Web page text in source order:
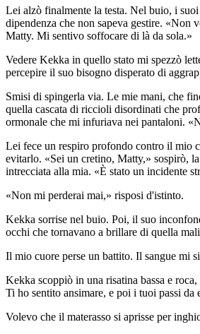
Lei alzò finalmente la testa. Nel buio, i
dipendenza che non sapeva gestire. «Non
Matty. Mi sentivo soffocare di là da sola.»
Vedere Kekka in quello stato mi spezzò
percepire il suo bisogno disperato di
Smisi di spingerla via. Le mie mani, che
quella cascata di riccioli disordinati che
ormonale che mi infuriava nei pantaloni.
Lei fece un respiro profondo contro il mio
evitarlo. «Sei un cretino, Matty,» sospirò,
intrecciata alla mia. «È stato un incidente
«Non mi perderai mai,» risposi d'istinto.
Kekka sorrise nel buio. Poi, il suo
occhi che tornavano a brillare di quella
Il mio cuore perse un battito. Il sangue mi
Kekka scoppiò in una risatina bassa e
Ti ho sentito ansimare, e poi i tuoi passi
Volevo che il materasso si aprisse per